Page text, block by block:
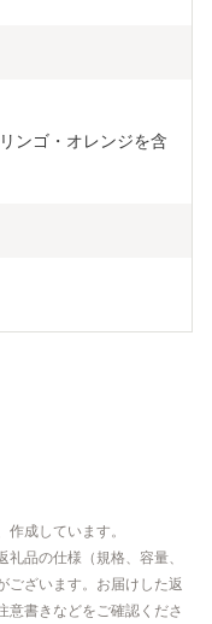
ンゴ・オレンジを含
成しています。
品の仕様（規格、容量、
ございます。お届けした返
意書きなどをご確認くださ